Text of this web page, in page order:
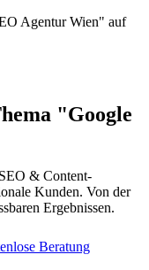
Agentur Wien" auf
"Google
& Content-
Kunden. Von der
Ergebnissen.
Beratung